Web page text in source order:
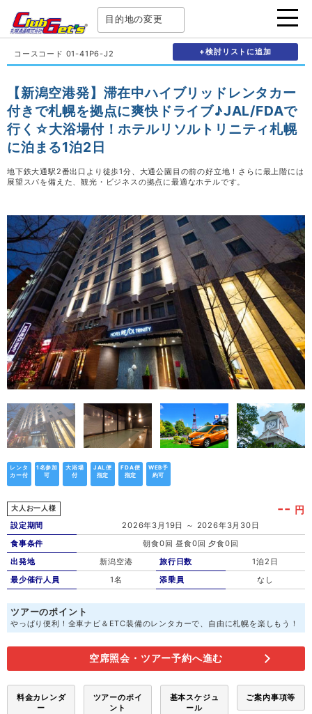
目的地の変更
コースコード 01-41P6-J2 +検討リストに追加
【新潟空港発】滞在中ハイブリッドレンタカー
付きで札幌を拠点に爽快ドライブ♪JAL/FDAで
行く☆大浴場付！ホテルリソルトリニティ札幌
に泊まる1泊2日
地下鉄大通駅2番出口より徒歩1分、大通公園目の前の好立地！さらに最上階には
展望スパを備えた、観光・ビジネスの拠点に最適なホテルです。
レンタ
カー付
1名参加
可
大浴場
付
JAL便
指定
FDA便
指定
WEB予
約可
大人お一人様 -- 円
設定期間
2026年3月19日 ～ 2026年3月30日
食事条件
朝食0回 昼食0回 夕食0回
出発地
新潟空港
最少催行人員
1名
旅行日数
1泊2日
添乗員
なし
ツアーのポイント
やっぱり便利！全車ナビ＆ETC装備のレンタカーで、自由に札幌を楽しもう！
空席照会・ツアー予約へ進む
料金カレンダ
ー
ツアーのポイ
ント
基本スケジュ
ール
ご案内事項等